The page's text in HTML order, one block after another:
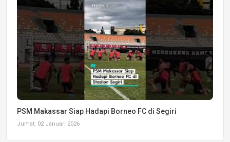
PSM Makassar Siap Hadapi Borneo FC di Segiri
Jumat, 02 Januari 2026